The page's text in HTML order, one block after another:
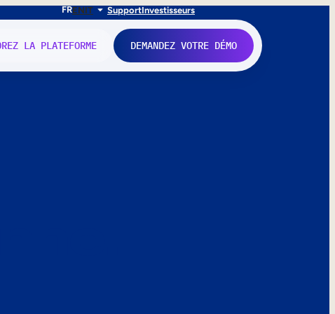
FRENIT SupportInvestisseurs
LA PLATEFORME DEMANDEZ VOTRE DÉMO